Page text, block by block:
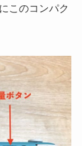
このコンパク